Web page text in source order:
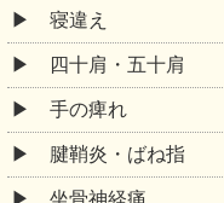
寝違え
四十肩・五十肩
手の痺れ
腱鞘炎・ばね指